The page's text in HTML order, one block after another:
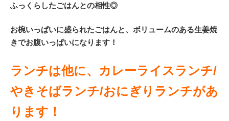
ふっくらしたごはんとの相性◎
お椀いっぱいに盛られたごはんと、ボリュームのある生姜焼
きでお腹いっぱいになります！
ランチは他に、カレーライスランチ/
やきそばランチ/おにぎりランチがあ
ります！